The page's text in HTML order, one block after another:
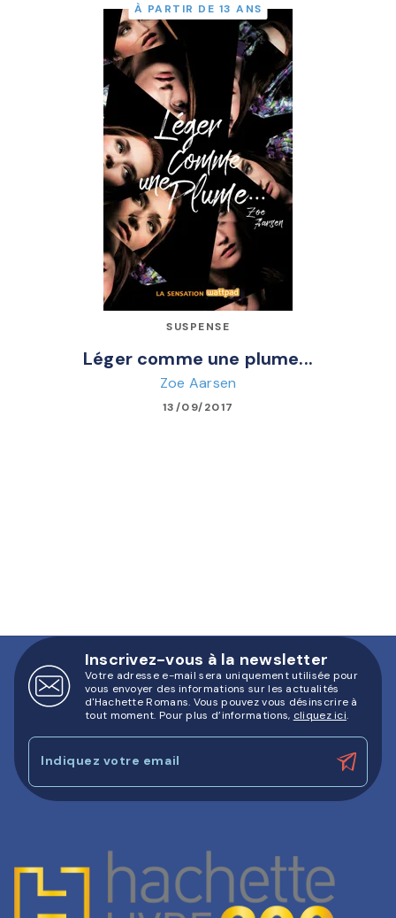
À PARTIR DE 13 ANS
SUSPENSE
Léger comme une plume...
Zoe Aarsen
13/09/2017
Inscrivez-vous à la newsletter
Votre adresse e-mail sera uniquement utilisée pour
vous envoyer des informations sur les actualités
d'Hachette Romans. Vous pouvez vous désinscrire à
tout moment. Pour plus d’informations, cliquez ici.
Indiquez votre email